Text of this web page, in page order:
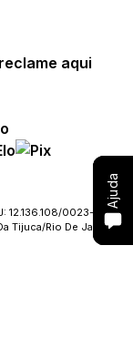
devolução
MC
Ajuda
devolução
MC
Ajuda
12.136.108/0023-09
Tijuca/Rio De Janeiro
devolução
MC
Ajuda